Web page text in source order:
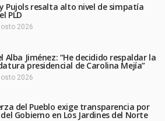
Pujols resalta alto nivel de simpatía
PLD
2026
Alba Jiménez: “He decidido respaldar la
presidencial de Carolina Mejía”
2026
del Pueblo exige transparencia por
Gobierno en Los Jardines del Norte